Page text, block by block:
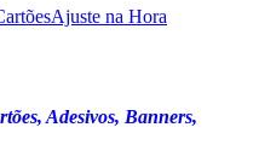
Ajuste na Hora
Adesivos, Banners,